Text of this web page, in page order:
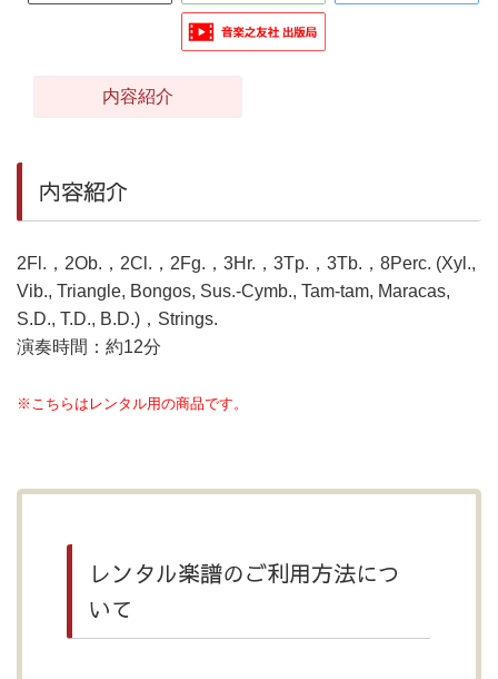
内容紹介
内容紹介
2Fl.，2Ob.，2Cl.，2Fg.，3Hr.，3Tp.，3Tb.，8Perc. (Xyl.,
Vib., Triangle, Bongos, Sus.-Cymb., Tam-tam, Maracas,
S.D., T.D., B.D.)，Strings.
演奏時間：約12分
※こちらはレンタル用の商品です。
レンタル楽譜のご利用方法につ
いて